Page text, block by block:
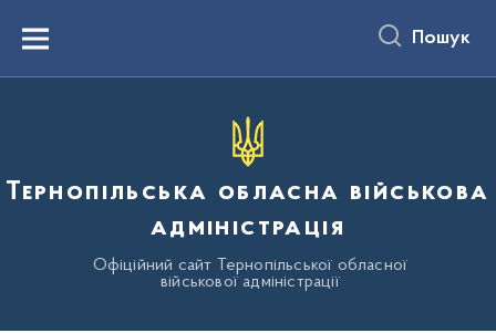
вмістуMenu Пошук
Тернопільська обласна військова
адміністрація
Офіційний сайт Тернопільської обласної
військової адміністрації